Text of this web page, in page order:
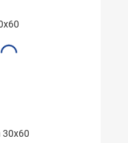
30x60